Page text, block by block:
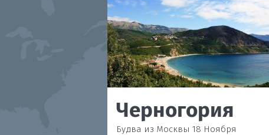
Черногория
Будва из Москвы 18 Ноября